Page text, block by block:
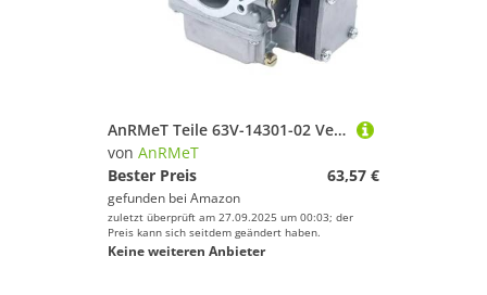
AnRMeT Teile 63V-14301-02 Vergaser Carb Assy 63V-14301-00 for YA Außenbordboot 9.9HP 15HP 63V-14301-00-00 18-34603
von AnRMeT
Bester Preis
63,57 €
gefunden bei Amazon
zuletzt überprüft am 27.09.2025 um 00:03; der
Preis kann sich seitdem geändert haben.
Keine weiteren Anbieter